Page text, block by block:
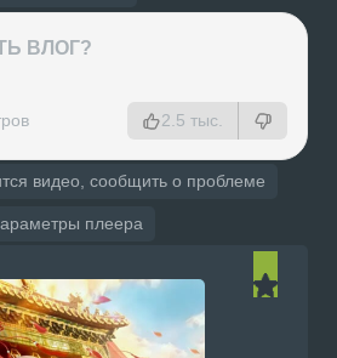
ВЛОГ?
2.5 тыс.
видео, сообщить о проблеме
плеера